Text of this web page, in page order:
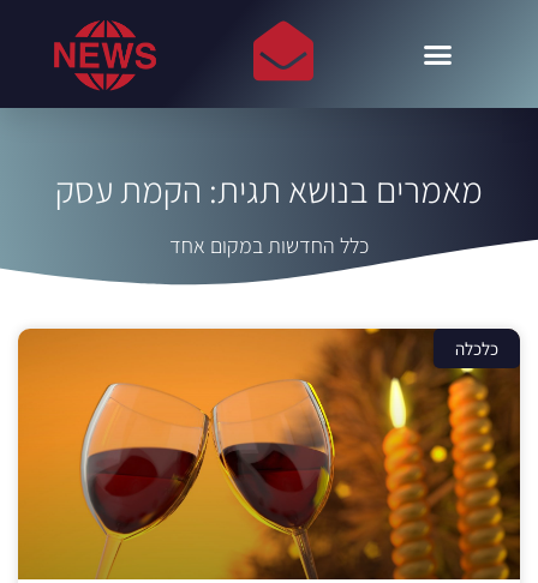
מאמרים בנושא תגית: הקמת עסק
כלל החדשות במקום אחד
כלכלה